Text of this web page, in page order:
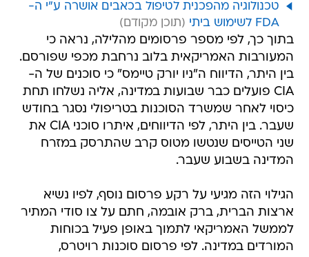
טכנולוגיה מהפכנית לטיפול בכאבים אושרה ע"י ה-
FDA לשימוש ביתי
בתוך כך, לפי מספר פרסומים מהלילה, נראה כי
המעורבות האמריקאית בלוב נרחבת מכפי שפורסם.
בין היתר, הדיווח ה"ניו יורק טיימס" כי סוכנים של ה-
CIA פועלים כבר שבועות במדינה, אליה נשלחו תחת
כיסוי לאחר שמשרד הסוכנות בטריפולי נסגר בחודש
שעבר. בין היתר, לפי הדיווחים, איתרו סוכני CIA את
שני הטייסים שנטשו מטוס קרב שהתרסק במזרח
המדינה בשבוע שעבר.
הגילוי הזה מגיעי על רקע פרסום נוסף, לפיו נשיא
ארצות הברית, ברק אובמה, חתם על צו סודי המתיר
לממשל האמריקאי לתמוך באופן פעיל בכוחות
המורדים במדינה. לפי פרסום סוכנות רויטרס,